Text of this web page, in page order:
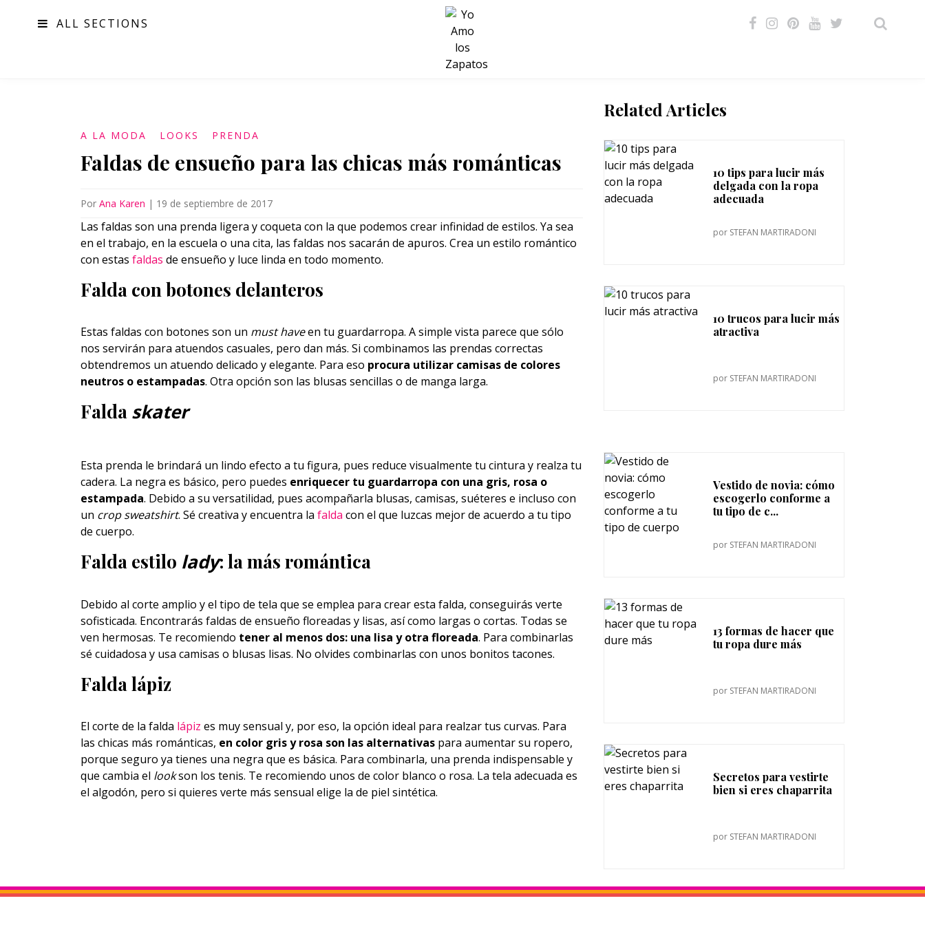
ALL SECTIONS
SALUD
A LA MODA LOOKS PRENDA
Faldas de ensueño para las chicas más románticas
Por Ana Karen | 19 de septiembre de 2017
Las faldas son una prenda ligera y coqueta con la que podemos crear infinidad de estilos. Ya sea
en el trabajo, en la escuela o una cita, las faldas nos sacarán de apuros. Crea un estilo romántico
con estas faldas de ensueño y luce linda en todo momento.
Falda con botones delanteros
Estas faldas con botones son un must haveen tu guardarropa. A simple vista parece que sólo
nos servirán para atuendos casuales, pero dan más. Si combinamos las prendas correctas
obtendremos un atuendo delicado y elegante. Para eso procura utilizar camisas de colores
neutros o estampadas. Otra opción son las blusas sencillas o de manga larga.
Falda skater
Esta prenda le brindará un lindo efecto a tu figura, pues reduce visualmente tu cintura y realza tu
cadera. La negra es básico, pero puedes enriquecer tu guardarropa con una gris, rosa o
estampada. Debido a su versatilidad, pues acompañarla blusas, camisas, suéteres e incluso con
un crop sweatshirt. Sé creativa y encuentra la falda con el que luzcas mejor de acuerdo a tu tipo
de cuerpo.
Falda estilo lady: la más romántica
Debido al corte amplio y el tipo de tela que se emplea para crear esta falda, conseguirás verte
sofisticada. Encontrarás faldas de ensueño floreadas y lisas, así como largas o cortas. Todas se
ven hermosas. Te recomiendo tener al menos dos: una lisa y otra floreada. Para combinarlas
sé cuidadosa y usa camisas o blusas lisas. No olvides combinarlas con unos bonitos tacones.
Falda lápiz
El corte de la falda lápiz es muy sensual y, por eso, la opción ideal para realzar tus curvas. Para
las chicas más románticas, en color gris y rosa son las alternativas para aumentar su ropero,
porque seguro ya tienes una negra que es básica. Para combinarla, una prenda indispensable y
que cambia el lookson los tenis. Te recomiendo unos de color blanco o rosa. La tela adecuada es
el algodón, pero si quieres verte más sensual elige la de piel sintética.
Related Articles
10 tips para lucir más
delgada con la ropa
adecuada
por STEFAN MARTIRADONI
10 trucos para lucir más
atractiva
por STEFAN MARTIRADONI
Vestido de novia: cómo
escogerlo conforme a
tu tipo de c...
por STEFAN MARTIRADONI
13 formas de hacer que
tu ropa dure más
por STEFAN MARTIRADONI
Secretos para vestirte
bien si eres chaparrita
por STEFAN MARTIRADONI